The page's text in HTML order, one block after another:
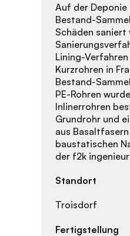
Auf der
Bestand-
Schäden saniert
Lining-
Kurzrohren in
Bestand-
PE-Rohren
Inlinerrohren
Grundrohr und
aus
baustatischen
der f2k
Standort
Troisdorf
Fertigstellung